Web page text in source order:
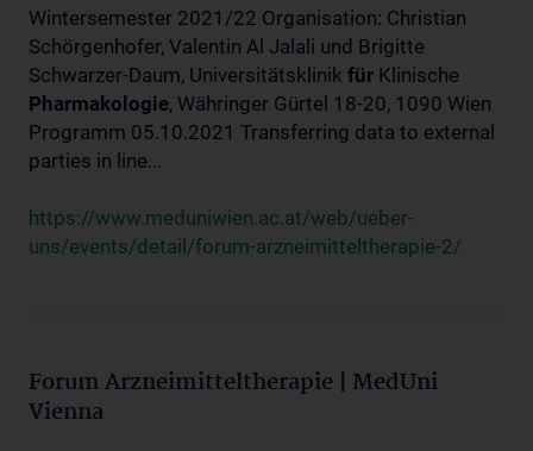
Wintersemester 2021/22 Organisation: Christian
Schörgenhofer, Valentin Al Jalali und Brigitte
Schwarzer-Daum, Universitätsklinik für Klinische
Pharmakologie, Währinger Gürtel 18-20, 1090 Wien
Programm 05.10.2021 Transferring data to external
parties in line...
https://www.meduniwien.ac.at/web/ueber-
uns/events/detail/forum-arzneimitteltherapie-2/
Forum Arzneimitteltherapie | MedUni
Vienna